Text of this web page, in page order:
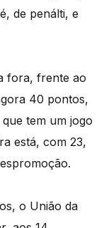
de penálti, e
fora, frente ao
40 pontos,
tem um jogo
está, com 23,
o União da